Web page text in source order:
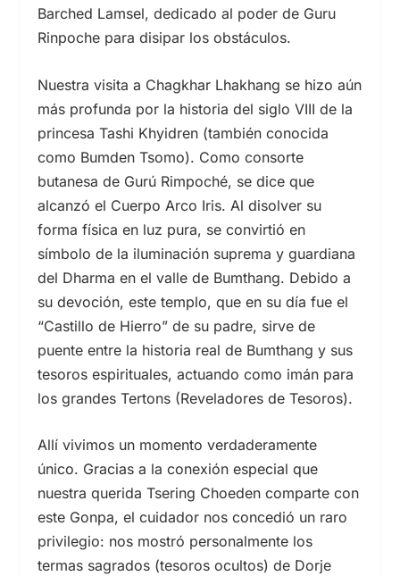
Barched Lamsel, dedicado al poder de Guru
Rinpoche para disipar los obstáculos.
Nuestra visita a Chagkhar Lhakhang se hizo aún
más profunda por la historia del siglo VIIIde la
princesa Tashi Khyidren (también conocida
como Bumden Tsomo). Como consorte
butanesa de Gurú Rimpoché, se dice que
alcanzó el Cuerpo Arco Iris. Al disolver su
forma física en luz pura, se convirtió en
símbolo de la iluminación suprema y guardiana
del Dharma en el valle de Bumthang. Debido a
su devoción, este templo, que en su día fue el
“Castillo de Hierro” de su padre, sirve de
puente entre la historia real de Bumthang y sus
tesoros espirituales, actuando como imán para
los grandes Tertons (Reveladores de Tesoros).
Allí vivimos un momento verdaderamente
único. Gracias a la conexión especial que
nuestra querida Tsering Choeden comparte con
este Gonpa, el cuidador nos concedió un raro
privilegio: nos mostró personalmente los
termas sagrados (tesoros ocultos) de Dorje